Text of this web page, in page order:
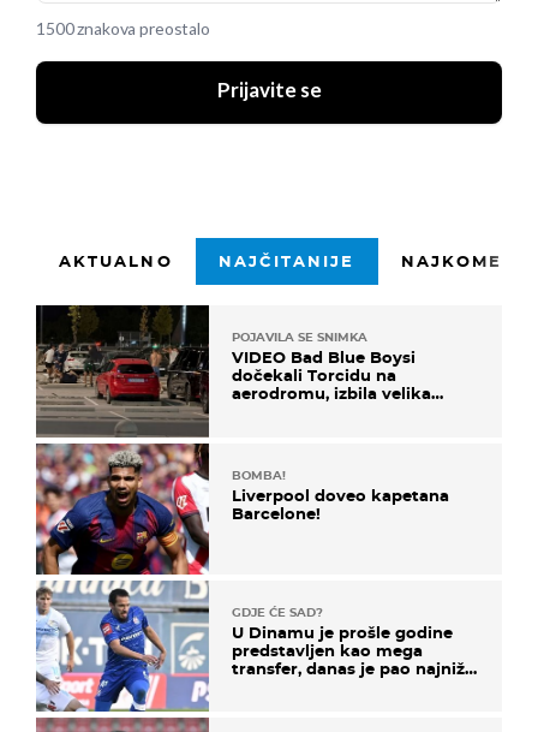
1500 znakova preostalo
Prijavite se
AKTUALNO NAJČITANIJE
POJAVILA SE SNIMKA
VIDEO Bad Blue Boysi
dočekali Torcidu na
aerodromu, izbila velika
BOMBA!
Liverpool doveo kapetana
Barcelone!
GDJE ĆE SAD?
U Dinamu je prošle godine
predstavljen kao mega
transfer, danas je pao najniže